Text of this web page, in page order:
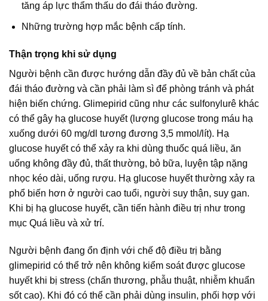
tăng áp lực thẩm thấu do đái tháo đường.
Những trường hợp mắc bệnh cấp tính.
Thận trọng khi sử dụng
Người bệnh cần được hướng dẫn đầy đủ về bản chất của
đái tháo đường và cần phải làm sì để phòng tránh và phát
hiện biến chứng. Glimepirid cũng như các sulfonylurê khác
có thể gây hạ glucose huyết (lượng glucose trong máu hạ
xuống dưới 60 mg/dl tương đương 3,5 mmol/lít). Hạ
glucose huyết có thể xảy ra khi dùng thuốc quá liều, ăn
uống không đầy đủ, thất thường, bỏ bữa, luyện tập nặng
nhọc kéo dài, uống rượu. Hạ glucose huyết thường xảy ra
phổ biến hơn ở người cao tuổi, người suy thận, suy gan.
Khi bị hạ glucose huyết, cần tiến hành điều trị như trong
mục Quá liều và xử trí.
Người bệnh đang ổn định với chế độ điều trị bằng
glimepirid có thể trở nên không kiểm soát được glucose
huyết khi bị stress (chấn thương, phẫu thuật, nhiễm khuẩn
sốt cao). Khi đó có thể cần phải dùng insulin, phối hợp với